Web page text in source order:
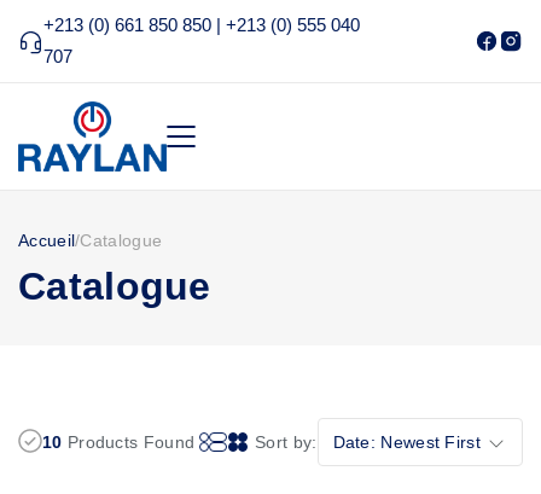
+213 (0) 661 850 850 | +213 (0) 555 040
707
Accueil/Catalogue
Catalogue
10 Products Found Sort by: Date: Newest First